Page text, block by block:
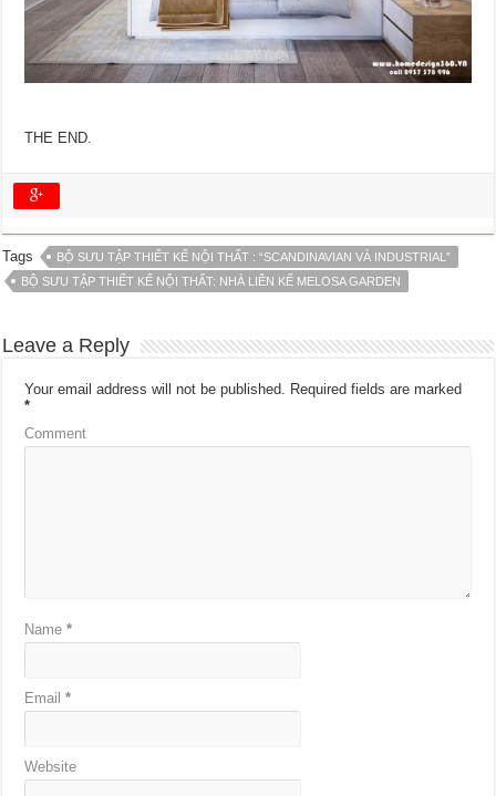
THE END.
Tags
BỘ SƯU TẬP THIẾT KẾ NỘI THẤT : “SCANDINAVIAN VÀ INDUSTRIAL”
BỘ SƯU TẬP THIẾT KẾ NỘI THẤT: NHÀ LIÊN KẾ MELOSA GARDEN
Leave a Reply
Your email address will not be published. Required fields are marked
*
Comment
Name*
Email*
Website